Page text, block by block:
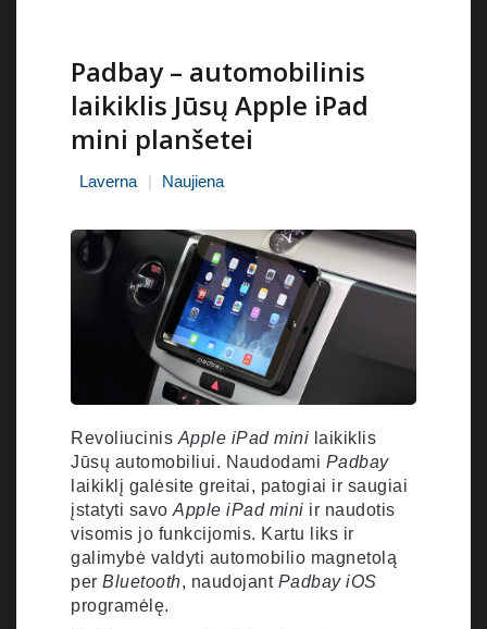
Padbay – automobilinis
laikiklis Jūsų Apple iPad
mini planšetei
Laverna Naujiena
Revoliucinis Apple iPad mini laikiklis
Jūsų automobiliui. Naudodami Padbay
laikiklį galėsite greitai, patogiai ir saugiai
įstatyti savo Apple iPad mini ir naudotis
visomis jo funkcijomis. Kartu liks ir
galimybė valdyti automobilio magnetolą
per Bluetooth, naudojant Padbay iOS
programėlę.